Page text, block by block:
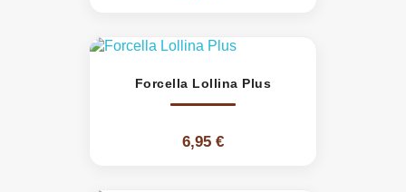
Forcella Lollina Plus
6,95 €